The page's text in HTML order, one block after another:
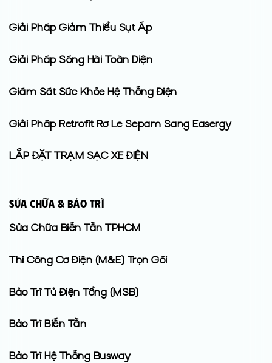
Giải Pháp Giảm Thiểu Sụt Áp
Giải Pháp Sóng Hài Toàn Diện
Giám Sát Sức Khỏe Hệ Thống Điện
Giải Pháp Retrofit Rơ Le Sepam Sang Easergy
LẮP ĐẶT TRẠM SẠC XE ĐIỆN
Sửa Chữa & Bảo Trì
Sửa Chữa Biến Tần TPHCM
Thi Công Cơ Điện (M&E) Trọn Gói
Bảo Trì Tủ Điện Tổng (MSB)
Bảo Trì Biến Tần
Bảo Trì Hệ Thống Busway